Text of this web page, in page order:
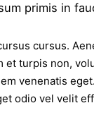
primis in
cursus.
et turpis non,
venenatis
odio vel velit